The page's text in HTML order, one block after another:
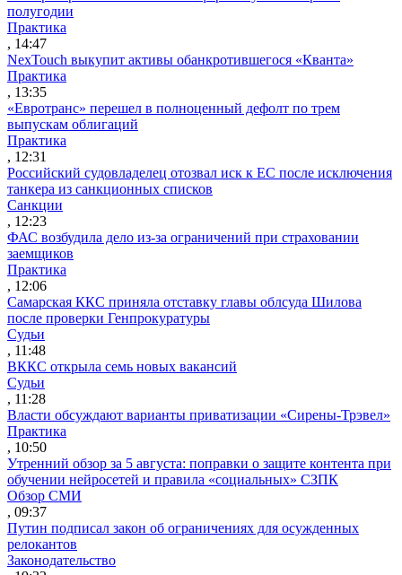
полугодии
Практика
, 14:47
NexTouch выкупит активы обанкротившегося «Кванта»
Практика
, 13:35
«Евротранс» перешел в полноценный дефолт по трем
выпускам облигаций
Практика
, 12:31
Российский судовладелец отозвал иск к ЕС после исключения
танкера из санкционных списков
Санкции
, 12:23
ФАС возбудила дело из-за ограничений при страховании
заемщиков
Практика
, 12:06
Самарская ККС приняла отставку главы облсуда Шилова
после проверки Генпрокуратуры
Судьи
, 11:48
ВККС открыла семь новых вакансий
Судьи
, 11:28
Власти обсуждают варианты приватизации «Сирены-Трэвел»
Практика
, 10:50
Утренний обзор за 5 августа: поправки о защите контента при
обучении нейросетей и правила «социальных» СЗПК
Обзор СМИ
, 09:37
Путин подписал закон об ограничениях для осужденных
релокантов
Законодательство